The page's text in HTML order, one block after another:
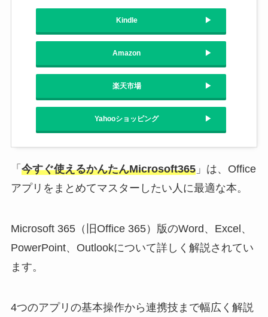
Kindle
Amazon
楽天市場
Yahooショッピング
「 今すぐ使えるかんたんMicrosoft365」は、Office
アプリをまとめてマスターしたい人に最適な本。
Microsoft 365（旧Office 365）版のWord、Excel、
PowerPoint、Outlookについて詳しく解説されてい
ます。
4つのアプリの基本操作から連携技まで幅広く解説